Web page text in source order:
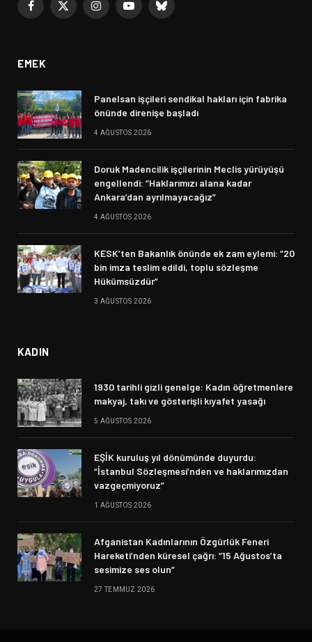
Facebook
X
InstagramYouTubeBluesky
EMEK
Panelsan işçileri sendikal hakları için fabrika
önünde direnişe başladı
4 AĞUSTOS 2026
Doruk Madencilik işçilerinin Meclis yürüyüşü
engellendi: “Haklarımızı alana kadar
Ankara’dan ayrılmayacağız”
4 AĞUSTOS 2026
KESK’ten Bakanlık önünde ek zam eylemi: “20
bin imza teslim edildi, toplu sözleşme
Hükümsüzdür”
3 AĞUSTOS 2026
KADIN
1930 tarihli gizli genelge: Kadın öğretmenlere
makyaj, takı ve gösterişli kıyafet yasağı
5 AĞUSTOS 2026
EŞİK kuruluş yıl dönümünde duyurdu:
“İstanbul Sözleşmesi’nden ve haklarımızdan
vazgeçmiyoruz”
1 AĞUSTOS 2026
Afganistan Kadınlarının Özgürlük Feneri
Hareketi’nden küresel çağrı: “15 Ağustos’ta
sesimize ses olun”
27 TEMMUZ 2026